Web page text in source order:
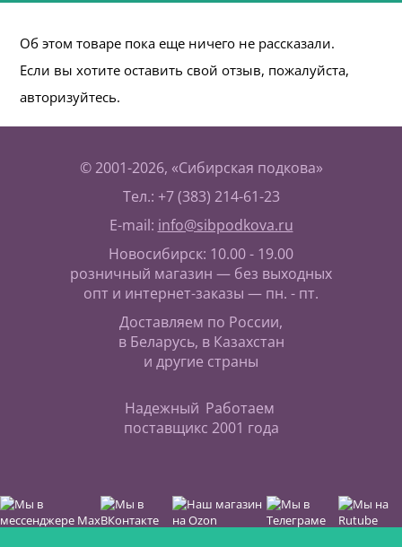
Об этом товаре пока еще ничего не рассказали.
Если вы хотите оставить свой отзыв, пожалуйста,
авторизуйтесь.
© 2001-2026, «Сибирская подкова»
Тел.: +7 (383) 214-61-23
E-mail: info@sibpodkova.ru
Новосибирск: 10.00 - 19.00
розничный магазин — без выходных
опт и интернет-заказы — пн. - пт.
Доставляем по России,
в Беларусь, в Казахстан
и другие страны
Надежный
поставщик
Работаем
с 2001 года